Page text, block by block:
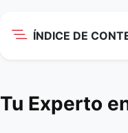
ÍNDICE DE
Tu Experto